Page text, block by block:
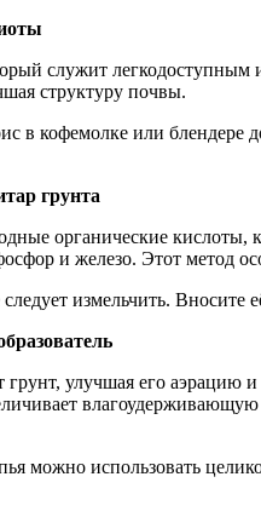
служит легкодоступным
структуру почвы.
в кофемолке или блендере
грунта
органические
и железо. Этот метод
измельчить. Вносите
улучшая его аэрацию
можно использовать